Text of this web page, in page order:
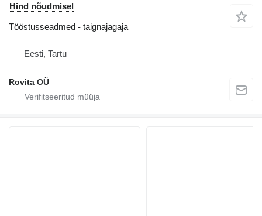
Hind nõudmisel
Tööstusseadmed - taignajagaja
Eesti, Tartu
Rovita OÜ